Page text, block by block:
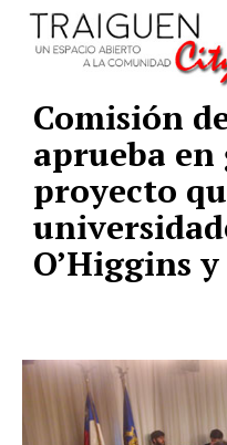
Comisión
aprueba en
proyecto
O’Higgins